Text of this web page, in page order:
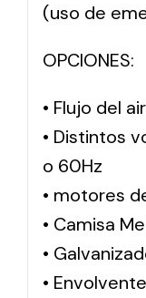
(uso de
OPCIONES:
• Flujo del
• Distintos
o 60Hz
• motores
• Camisa
•
•